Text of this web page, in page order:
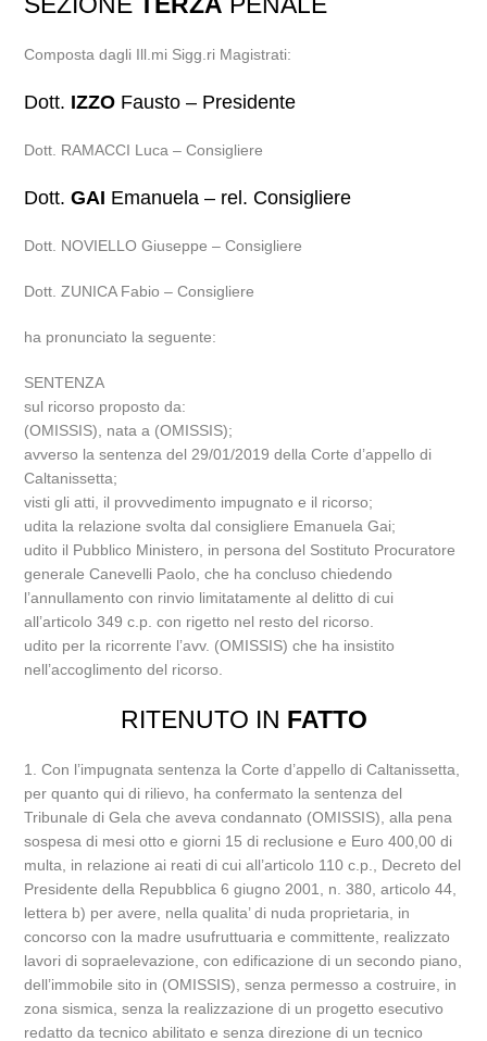
Composta dagli Ill.mi Sigg.ri Magistrati:
Dott. IZZO Fausto – Presidente
Dott. RAMACCI Luca – Consigliere
Dott.GAI Emanuela – rel. Consigliere
Dott. NOVIELLO Giuseppe – Consigliere
Dott. ZUNICA Fabio – Consigliere
ha pronunciato la seguente:
SENTENZA
sul ricorso proposto da:
(OMISSIS), nata a (OMISSIS);
avverso la sentenza del 29/01/2019 della Corte d’appello di
Caltanissetta;
visti gli atti, il provvedimento impugnato e il ricorso;
udita la relazione svolta dal consigliere Emanuela Gai;
udito il Pubblico Ministero, in persona del Sostituto Procuratore
generale Canevelli Paolo, che ha concluso chiedendo
l’annullamento con rinvio limitatamente al delitto di cui
all’articolo 349 c.p. con rigetto nel resto del ricorso.
udito per la ricorrente l’avv. (OMISSIS) che ha insistito
nell’accoglimento del ricorso.
RITENUTO IN FATTO
1. Con l’impugnata sentenza la Corte d’appello di Caltanissetta,
per quanto qui di rilievo, ha confermato la sentenza del
Tribunale di Gela che aveva condannato (OMISSIS), alla pena
sospesa di mesi otto e giorni 15 di reclusione e Euro 400,00 di
multa, in relazione ai reati di cui all’articolo 110 c.p., Decreto del
Presidente della Repubblica 6 giugno 2001, n. 380, articolo 44,
lettera b) per avere, nella qualita’ di nuda proprietaria, in
concorso con la madre usufruttuaria e committente, realizzato
lavori di sopraelevazione, con edificazione di un secondo piano,
dell’immobile sito in (OMISSIS), senza permesso a costruire, in
zona sismica, senza la realizzazione di un progetto esecutivo
redatto da tecnico abilitato e senza direzione di un tecnico